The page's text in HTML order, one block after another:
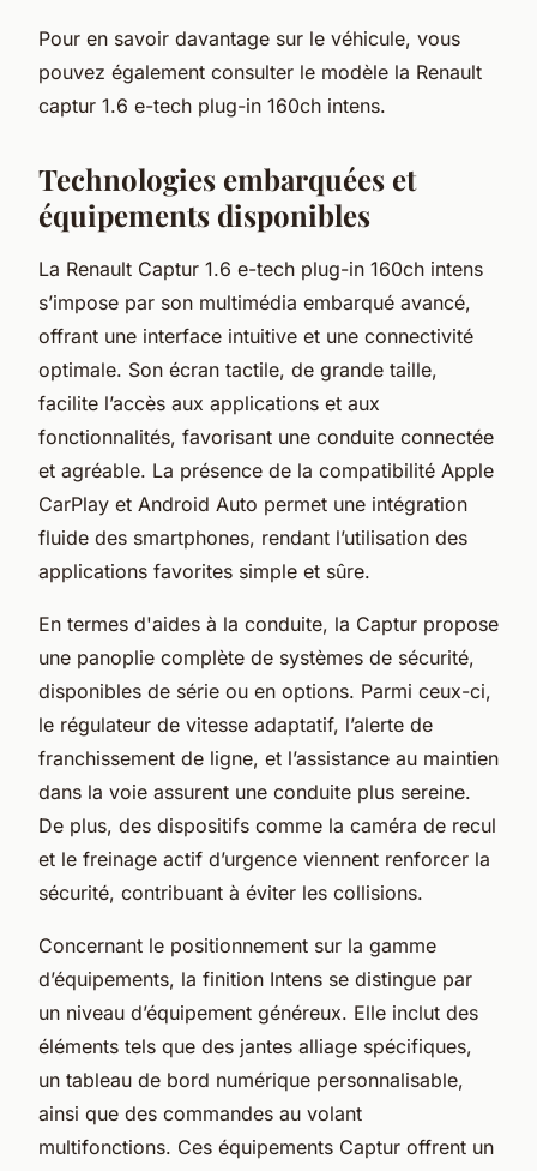
Pour en savoir davantage sur le véhicule, vous
pouvez également consulter le modèle la Renault
captur 1.6 e-tech plug-in 160ch intens.
Technologies embarquées et
équipements disponibles
La Renault Captur 1.6 e-tech plug-in 160ch intens
s’impose par son multimédia embarqué avancé,
offrant une interface intuitive et une connectivité
optimale. Son écran tactile, de grande taille,
facilite l’accès aux applications et aux
fonctionnalités, favorisant une conduite connectée
et agréable. La présence de la compatibilité Apple
CarPlay et Android Auto permet une intégration
fluide des smartphones, rendant l’utilisation des
applications favorites simple et sûre.
En termes d'aides à la conduite, la Captur propose
une panoplie complète de systèmes de sécurité,
disponibles de série ou en options. Parmi ceux-ci,
le régulateur de vitesse adaptatif, l’alerte de
franchissement de ligne, et l’assistance au maintien
dans la voie assurent une conduite plus sereine.
De plus, des dispositifs comme la caméra de recul
et le freinage actif d’urgence viennent renforcer la
sécurité, contribuant à éviter les collisions.
Concernant le positionnement sur la gamme
d’équipements, la finition Intens se distingue par
un niveau d’équipement généreux. Elle inclut des
éléments tels que des jantes alliage spécifiques,
un tableau de bord numérique personnalisable,
ainsi que des commandes au volant
multifonctions. Ces équipements Captur offrent un